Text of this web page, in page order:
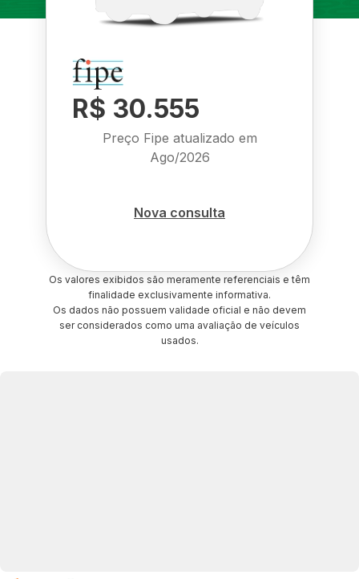
R$ 30.555
Preço Fipe atualizado em
Ago/2026
Nova consulta
Os valores exibidos são meramente referenciais e têm
finalidade exclusivamente informativa.
Os dados não possuem validade oficial e não devem
ser considerados como uma avaliação de veículos
usados.